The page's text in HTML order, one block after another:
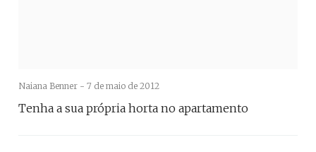
Naiana Benner - 7 de maio de 2012
Tenha a sua própria horta no apartamento